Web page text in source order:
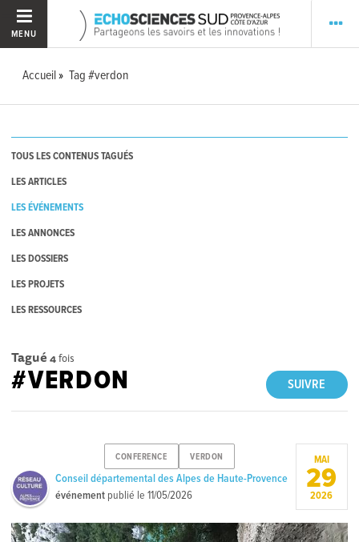
MENU
Accueil Tag #verdon
TOUS LES CONTENUS TAGUÉS
LES ARTICLES
LES ÉVÉNEMENTS
LES ANNONCES
LES DOSSIERS
LES PROJETS
LES RESSOURCES
Tagué 4fois
SUIVRE
#VERDON
CONFERENCE VERDON
Conseil départemental des Alpes de Haute-Provence
événement publié le11/05/2026
MAI
29
2026